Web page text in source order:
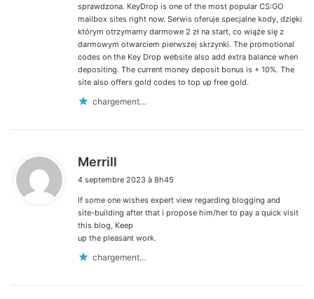
sprawdzona. KeyDrop is one of the most popular CS:GO
mailbox sites right now. Serwis oferuje specjalne kody, dzięki
którym otrzymamy darmowe 2 zł na start, co wiąże się z
darmowym otwarciem pierwszej skrzynki. The promotional
codes on the Key Drop website also add extra balance when
depositing. The current money deposit bonus is + 10%. The
site also offers gold codes to top up free gold.
chargement…
Merrill
t
:
4 septembre 2023 à 8h45
If some one wishes expert view regarding blogging and
site-building after that i propose him/her to pay a quick visit
this blog, Keep
up the pleasant work.
chargement…